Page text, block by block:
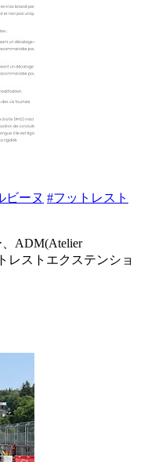
ビーヌ #フットレスト
ADM(Atelier
レストエクステンショ